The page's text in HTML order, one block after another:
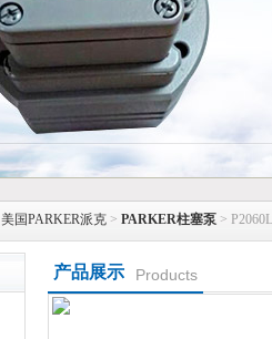
美国PARKER派克 > PARKER柱塞泵 >
产品展示 Products